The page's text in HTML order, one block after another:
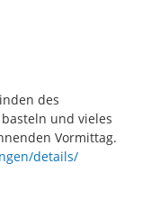
des
und vieles
Vormittag.
details/